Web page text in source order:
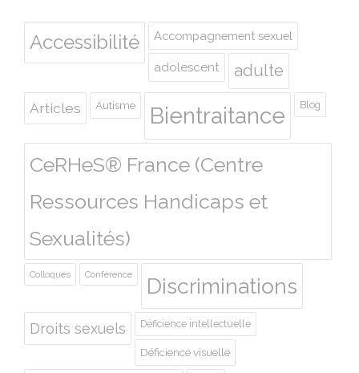
Accessibilité Accompagnement sexuel
adolescent adulte
Articles Autisme Bientraitance Blog
CeRHeS® France (Centre
Ressources Handicaps et
Sexualités)
Colloques Conférence Discriminations
Droits sexuels Déficience intellectuelle
Déficience visuelle